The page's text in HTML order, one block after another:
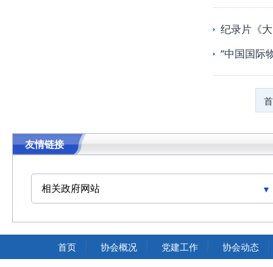
纪录片《
“中国国际
友情链接
相关政府网站
中华人民共和国交通运输部
中华人民共和国国家发展和改革委员会
中华人民共和国中央人民政府
首页 协会概况 党建工作 协会动态